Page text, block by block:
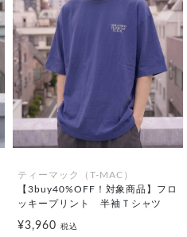
ティーマック（T-MAC）
【3buy40%OFF！対象商品】フロ
ッキープリント 半袖Ｔシャツ
¥3,960 税込